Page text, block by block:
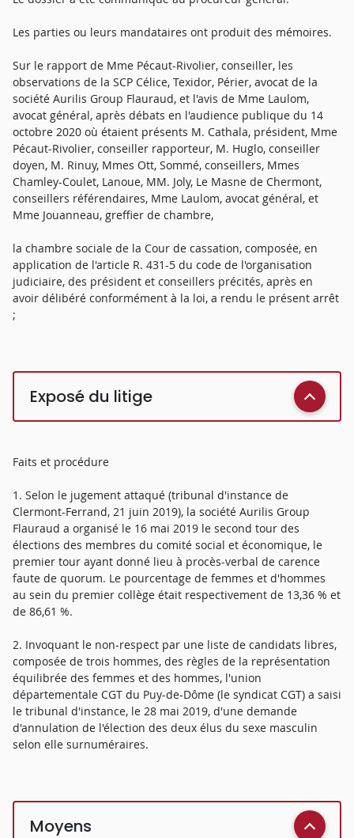
Les parties ou leurs mandataires ont produit des mémoires.
Sur le rapport de Mme Pécaut-Rivolier, conseiller, les
observations de la SCP Célice, Texidor, Périer, avocat de la
société Aurilis Group Flauraud, et l'avis de Mme Laulom,
avocat général, après débats en l'audience publique du 14
octobre 2020 où étaient présents M. Cathala, président, Mme
Pécaut-Rivolier, conseiller rapporteur, M. Huglo, conseiller
doyen, M. Rinuy, Mmes Ott, Sommé, conseillers, Mmes
Chamley-Coulet, Lanoue, MM. Joly, Le Masne de Chermont,
conseillers référendaires, Mme Laulom, avocat général, et
Mme Jouanneau, greffier de chambre,
la chambre sociale de la Cour de cassation, composée, en
application de l'article R. 431-5 du code de l'organisation
judiciaire, des président et conseillers précités, après en
avoir délibéré conformément à la loi, a rendu le présent arrêt
;
Exposé du litige
Faits et procédure
1. Selon le jugement attaqué (tribunal d'instance de
Clermont-Ferrand, 21 juin 2019), la société Aurilis Group
Flauraud a organisé le 16 mai 2019 le second tour des
élections des membres du comité social et économique, le
premier tour ayant donné lieu à procès-verbal de carence
faute de quorum. Le pourcentage de femmes et d'hommes
au sein du premier collège était respectivement de 13,36 % et
de 86,61 %.
2. Invoquant le non-respect par une liste de candidats libres,
composée de trois hommes, des règles de la représentation
équilibrée des femmes et des hommes, l'union
départementale CGT du Puy-de-Dôme (le syndicat CGT) a saisi
le tribunal d'instance, le 28 mai 2019, d'une demande
d'annulation de l'élection des deux élus du sexe masculin
selon elle surnuméraires.
Moyens